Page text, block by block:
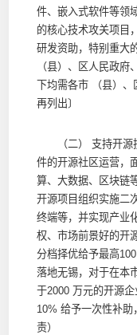
件、嵌入式软件等领
的核心技术攻关项目
研发资助，特别重大
（县）、区人民政
下均需各市 （县）、
再列出〕
（二） 支持开源
件的开源社区运营，
算、大数据、区块链
开源项目组织实施二
终端等，并实现产业
权、市场前景好的开
分档择优给予最高
落地无锡，对于在本
于2000 万元的开源
10% 给予一次性补助
责）